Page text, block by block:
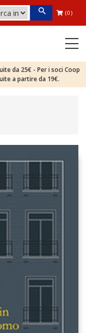
(0)
da 25€ - Per i soci Coop
a partire da 19€.